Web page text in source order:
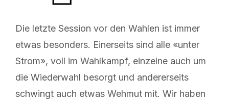
Die letzte Session vor den Wahlen ist immer
etwas besonders. Einerseits sind alle «unter
Strom», voll im Wahlkampf, einzelne auch um
die Wiederwahl besorgt und andererseits
schwingt auch etwas Wehmut mit. Wir haben